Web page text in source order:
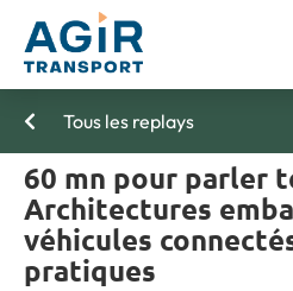
Tous les replays
60 mn pour parler
Architectures
véhicules
pratiques